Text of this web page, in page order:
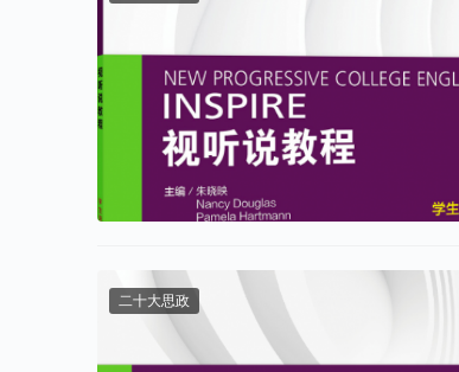
二十大思政